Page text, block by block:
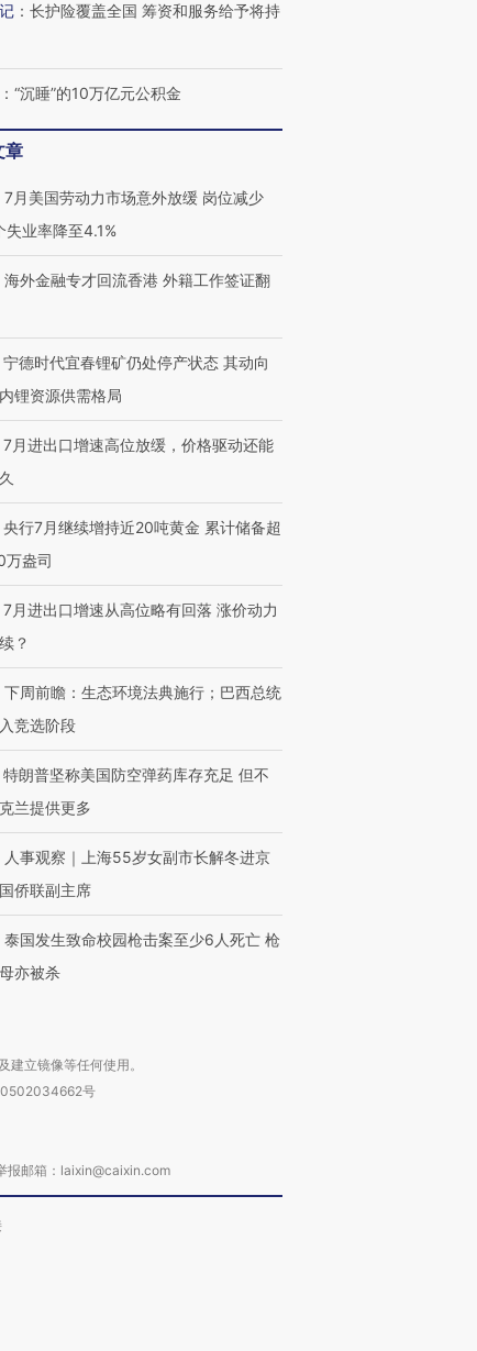
： 长护险覆盖全国 筹资和服务给予将持
： “沉睡”的10万亿元公积金
章
7月美国劳动力市场意外放缓 岗位减少
失业率降至4.1%
海外金融专才回流香港 外籍工作签证翻
宁德时代宜春锂矿仍处停产状态 其动向
锂资源供需格局
7月进出口增速高位放缓，价格驱动还能
央行7月继续增持近20吨黄金 累计储备超
盎司
7月进出口增速从高位略有回落 涨价动力
？
下周前瞻：生态环境法典施行；巴西总统
竞选阶段
特朗普坚称美国防空弹药库存充足 但不
兰提供更多
人事观察｜上海55岁女副市长解冬进京
侨联副主席
泰国发生致命校园枪击案至少6人死亡 枪
亦被杀
立镜像等任何使用。
号
邮箱：laixin@caixin.com